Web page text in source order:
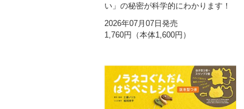
い」の秘密が科学的にわかります！
2026年07月07日発売
1,760円（本体1,600円）